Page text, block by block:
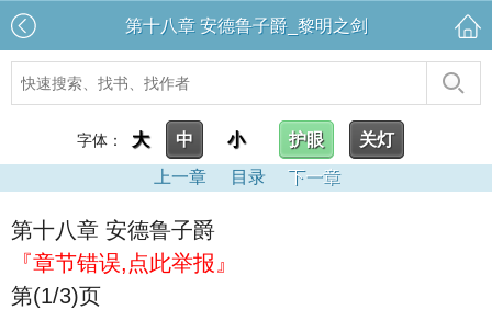
第十八章 安德鲁子爵_黎明之剑
字体： 大 中 小 护眼
关灯
上一章
目录 下一章
第十八章 安德鲁子爵
『章节错误,点此举报』
第(1/3)页